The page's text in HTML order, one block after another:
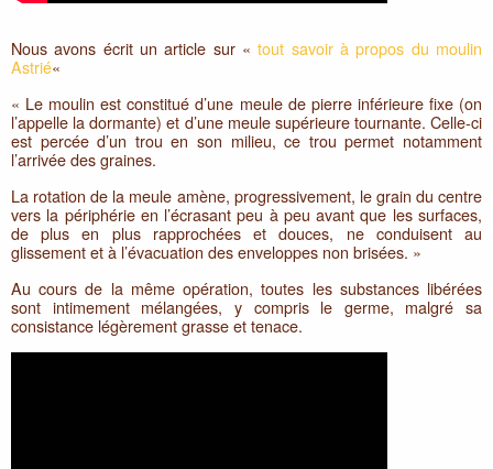
Nous avons écrit un article sur «tout savoir à propos du moulin
Astrié«
​« Le moulin est constitué d’une meule de pierre inférieure fixe (on
l’appelle la dormante) et d’une meule supérieure tournante. Celle-ci
est percée d’un trou en son milieu, ce trou permet notamment
l’arrivée des graines.
La rotation de la meule amène, progressivement, le grain du centre
vers la périphérie en l’écrasant peu à peu avant que les surfaces,
de plus en plus rapprochées et douces, ne conduisent au
glissement et à l’évacuation des enveloppes non brisées. »
Au cours de la même opération, toutes les substances libérées
sont intimement mélangées, y compris le germe, malgré sa
consistance légèrement grasse et tenace.